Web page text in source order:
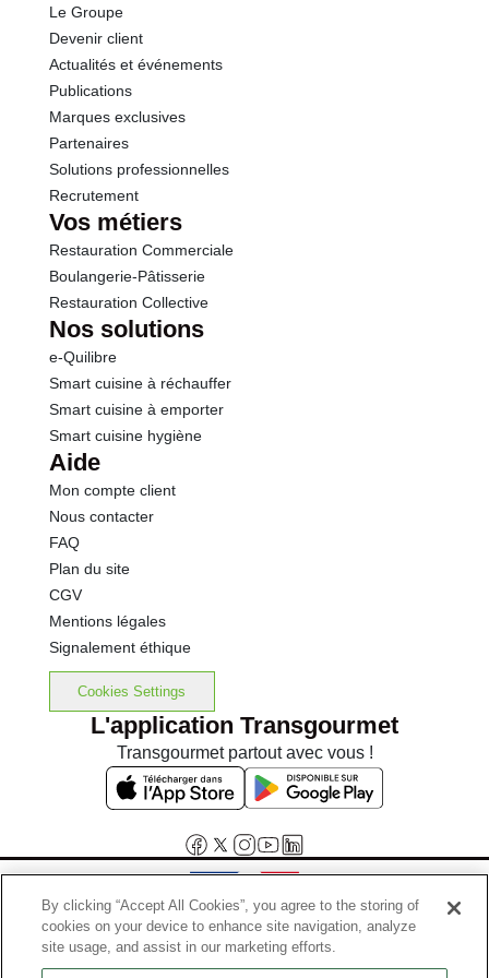
Protéines
Sel
Sodium
Le Groupe
Devenir client
Actualités et événements
Publications
Marques exclusives
Partenaires
Solutions professionnelles
Recrutement
Vos métiers
Restauration Commerciale
Boulangerie-Pâtisserie
Restauration Collective
Nos solutions
e-Quilibre
Smart cuisine à réchauffer
Smart cuisine à emporter
Smart cuisine hygiène
Aide
Mon compte client
Nous contacter
FAQ
Plan du site
CGV
Mentions légales
Signalement éthique
Cookies Settings
L'application Transgourmet
Transgourmet partout avec vous !
Interdiction de vente de boissons alcooliques aux mineurs de
By clicking “Accept All Cookies”, you agree to the storing of
cookies on your device to enhance site navigation, analyze
site usage, and assist in our marketing efforts.